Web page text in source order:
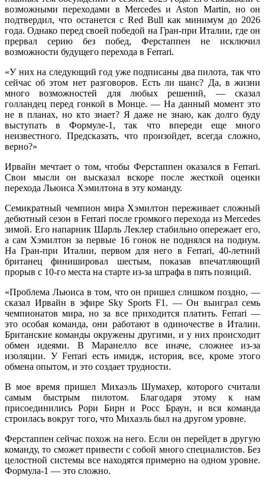
возможными переходами в Mercedes и Aston Martin, но он
подтвердил, что останется с Red Bull как минимум до 2026
года. Однако перед своей победой на Гран-при Италии, где он
прервал серию без побед, Ферстаппен не исключил
возможности будущего перехода в Ferrari.
«У них на следующий год уже подписаны два пилота, так что
сейчас об этом нет разговоров. Есть ли шанс? Да, в жизни
много возможностей для любых решений, — сказал
голландец перед гонкой в Монце. — На данный момент это
не в планах, но кто знает? Я даже не знаю, как долго буду
выступать в Формуле-1, так что впереди еще много
неизвестного. Предсказать, что произойдет, всегда сложно,
верно?»
Ирвайн мечтает о том, чтобы Ферстаппен оказался в Ferrari.
Свои мысли он высказал вскоре после жесткой оценки
перехода Льюиса Хэмилтона в эту команду.
Семикратный чемпион мира Хэмилтон переживает сложный
дебютный сезон в Ferrari после громкого перехода из Mercedes
зимой. Его напарник Шарль Леклер стабильно опережает его,
а сам Хэмилтон за первые 16 гонок не поднялся на подиум.
На Гран-при Италии, первом для него в Ferrari, 40-летний
британец финишировал шестым, показав впечатляющий
прорыв с 10-го места на старте из-за штрафа в пять позиций.
«Проблема Льюиса в том, что он пришел слишком поздно, —
сказал Ирвайн в эфире Sky Sports F1. — Он выиграл семь
чемпионатов мира, но за все приходится платить. Ferrari —
это особая команда, они работают в одиночестве в Италии.
Британские команды окружены другими, и у них происходит
обмен идеями. В Маранелло все иначе, сложнее из-за
изоляции. У Ferrari есть имидж, история, все, кроме этого
обмена опытом, и это создает трудности.
В мое время пришел Михаэль Шумахер, которого считали
самым быстрым пилотом. Благодаря этому к нам
присоединились Рори Бирн и Росс Браун, и вся команда
строилась вокруг того, что Михаэль был на другом уровне.
Ферстаппен сейчас похож на него. Если он перейдет в другую
команду, то сможет привести с собой много специалистов. Без
целостной системы все находятся примерно на одном уровне.
Формула-1 — это сложно.